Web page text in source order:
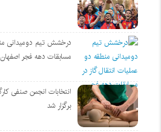
درخشش تیم دومیدانی
مسابقات دهه فجر اصفهان / کسب ۱۰
انتخابات انجمن صنفی
برگزار شد